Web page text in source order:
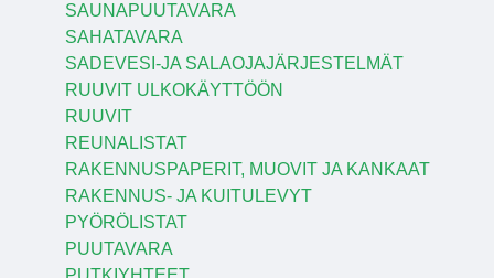
SAUNAPUUTAVARA
SAHATAVARA
SADEVESI-JA SALAOJAJÄRJESTELMÄT
RUUVIT ULKOKÄYTTÖÖN
RUUVIT
REUNALISTAT
RAKENNUSPAPERIT, MUOVIT JA KANKAAT
RAKENNUS- JA KUITULEVYT
PYÖRÖLISTAT
PUUTAVARA